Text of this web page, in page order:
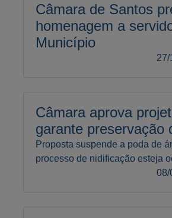
Câmara de Santos
homenagem a
Município
27/
Câmara aprova
garante preservação
Proposta suspende a poda de
processo de nidificação esteja
08/